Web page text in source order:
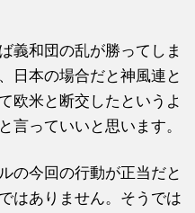
義和団の乱が勝ってしま
日本の場合だと神風連と
欧米と断交したというよ
言っていいと思います。
の今回の行動が正当だと
はありません。そうでは